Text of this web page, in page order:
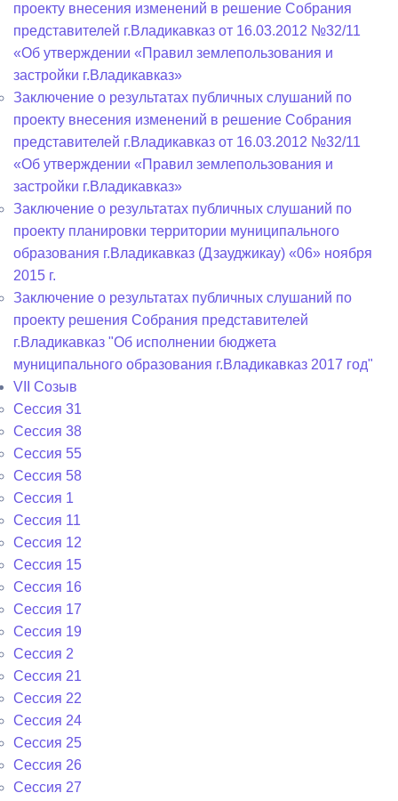
проекту внесения изменений в решение Собрания
представителей г.Владикавказ от 16.03.2012 №32/11
«Об утверждении «Правил землепользования и
застройки г.Владикавказ»
Заключение о результатах публичных слушаний по
проекту внесения изменений в решение Собрания
представителей г.Владикавказ от 16.03.2012 №32/11
«Об утверждении «Правил землепользования и
застройки г.Владикавказ»
Заключение о результатах публичных слушаний по
проекту планировки территории муниципального
образования г.Владикавказ (Дзауджикау) «06» ноября
2015 г.
Заключение о результатах публичных слушаний по
проекту решения Собрания представителей
г.Владикавказ "Об исполнении бюджета
муниципального образования г.Владикавказ 2017 год"
VII Созыв
Сессия 31
Сессия 38
Сессия 55
Сессия 58
Сессия 1
Сессия 11
Сессия 12
Сессия 15
Сессия 16
Сессия 17
Сессия 19
Сессия 2
Сессия 21
Сессия 22
Сессия 24
Сессия 25
Сессия 26
Сессия 27